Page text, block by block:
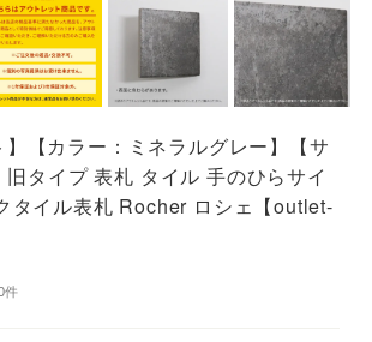
】【カラー：ミネラルグレー】【サ
タイプ 表札 タイル 手のひらサイ
タイル表札 Rocher ロシェ【outlet-
件